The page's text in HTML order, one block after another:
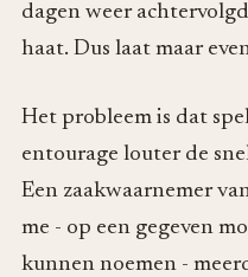
dagen weer
haat. Dus laat maar
Het probleem is dat
entourage louter de
Een zaakwaarnemer
me - op een gegeven
kunnen noemen -